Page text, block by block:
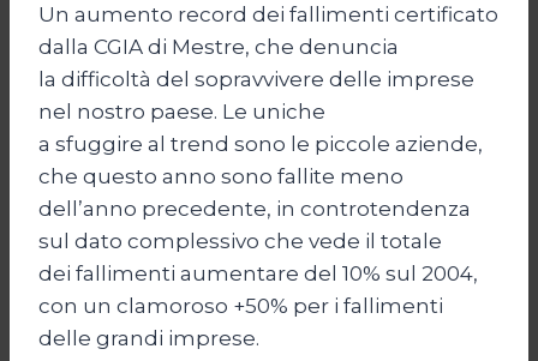
Un aumento record dei fallimenti certificato
dalla CGIA di Mestre, che denuncia
la difficoltà del sopravvivere delle imprese
nel nostro paese. Le uniche
a sfuggire al trend sono le piccole aziende,
che questo anno sono fallite meno
dell’anno precedente, in controtendenza
sul dato complessivo che vede il totale
dei fallimenti aumentare del 10% sul 2004,
con un clamoroso +50% per i fallimenti
delle grandi imprese.